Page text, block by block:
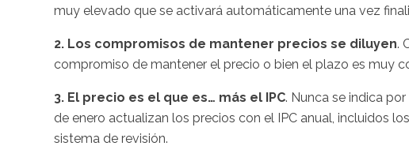
muy elevado que se activará automáticamente una vez
2. Los compromisos de mantener precios se diluyen.
compromiso de mantener el precio o bien el plazo es muy
3. El precio es el que es… más el IPC. Nunca se indica
de enero actualizan los precios con el IPC anual, incluidos
sistema de revisión.